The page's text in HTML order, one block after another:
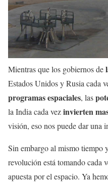
Mientras que los gobiernos de
Estados Unidos y Rusia cada
programas espaciales, las
la India cada vezinvierten
visión, eso nos puede dar una
Sin embargo al mismo tiempo
revolución está tomando cada
apuesta por el espacio. Ya